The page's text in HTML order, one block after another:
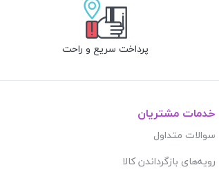
پرداخت سریع و راحت
خدمات مشتریان
سوالات متداول
رویه‌های بازگرداندن کالا